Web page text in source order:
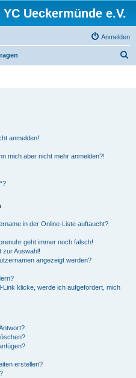
Ueckermünde e.V.
Anmelden
anmelden!
mich aber nicht mehr anmelden?!
in der Online-Liste auftaucht?
geht immer noch falsch!
zur Auswahl!
angezeigt werden?
Link klicke, werde ich aufgefordert, mich
erstellen?